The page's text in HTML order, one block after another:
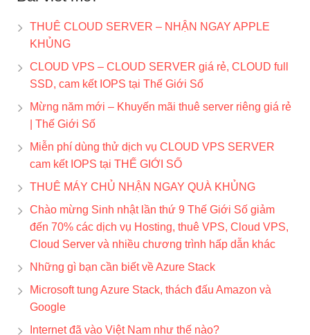
THUÊ CLOUD SERVER – NHẬN NGAY APPLE
KHỦNG
CLOUD VPS – CLOUD SERVER giá rẻ, CLOUD full
SSD, cam kết IOPS tại Thế Giới Số
Mừng năm mới – Khuyến mãi thuê server riêng giá rẻ
| Thế Giới Số
Miễn phí dùng thử dịch vụ CLOUD VPS SERVER
cam kết IOPS tại THẾ GIỚI SỐ
THUÊ MÁY CHỦ NHẬN NGAY QUÀ KHỦNG
Chào mừng Sinh nhật lần thứ 9 Thế Giới Số giảm
đến 70% các dịch vụ Hosting, thuê VPS, Cloud VPS,
Cloud Server và nhiều chương trình hấp dẫn khác
Những gì bạn cần biết về Azure Stack
Microsoft tung Azure Stack, thách đấu Amazon và
Google
Internet đã vào Việt Nam như thế nào?